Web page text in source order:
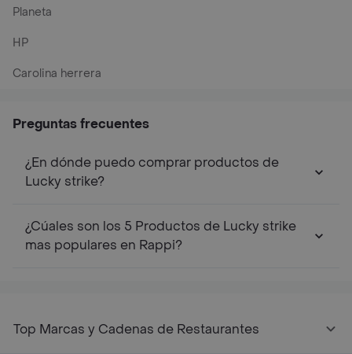
Planeta
HP
Carolina herrera
Preguntas frecuentes
¿En dónde puedo comprar productos de
Lucky strike?
¿Cúales son los 5 Productos de Lucky strike
mas populares en Rappi?
Top Marcas y Cadenas de Restaurantes